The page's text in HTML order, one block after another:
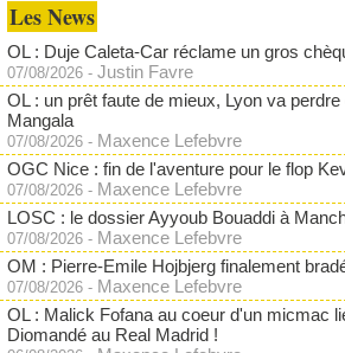
Les News
OL : Duje Caleta-Car réclame un gros
07/08/2026 - Justin Favre
OL : un prêt faute de mieux, Lyon va
Mangala
07/08/2026 - Maxence Lefebvre
OGC Nice : fin de l'aventure pour le flop
07/08/2026 - Maxence Lefebvre
LOSC : le dossier Ayyoub Bouaddi à
07/08/2026 - Maxence Lefebvre
OM : Pierre-Emile Hojbjerg finalement
07/08/2026 - Maxence Lefebvre
OL : Malick Fofana au coeur d'un micmac
Diomandé au Real Madrid !